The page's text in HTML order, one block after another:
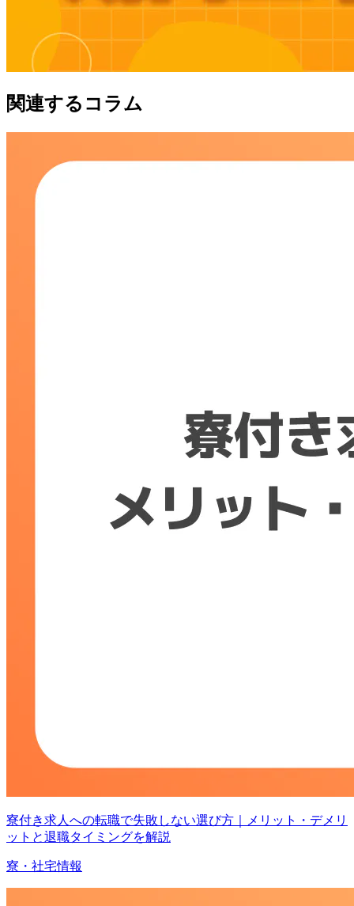
関連するコラム
寮付き求人への転職で失敗しない選び方｜メリット・デメリ
ットと退職タイミングを解説
寮・社宅情報